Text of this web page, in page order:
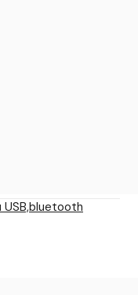
USB,bluetooth